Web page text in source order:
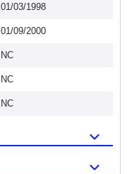
01/03/1998
01/09/2000
NC
NC
NC